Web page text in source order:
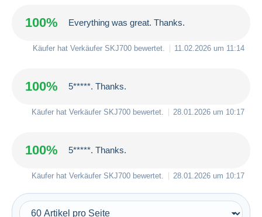
100% Everything was great. Thanks.
Käufer hat Verkäufer SKJ700 bewertet. 11.02.2026 um 11:14
100% 5*****. Thanks.
Käufer hat Verkäufer SKJ700 bewertet. 28.01.2026 um 10:17
100% 5*****. Thanks.
Käufer hat Verkäufer SKJ700 bewertet. 28.01.2026 um 10:17